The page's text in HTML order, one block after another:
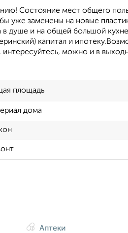
Состояние мест общего
уже заменены на новые
в душе и на общей большой
капитал и
можно и в
площадь
дома
Аптеки